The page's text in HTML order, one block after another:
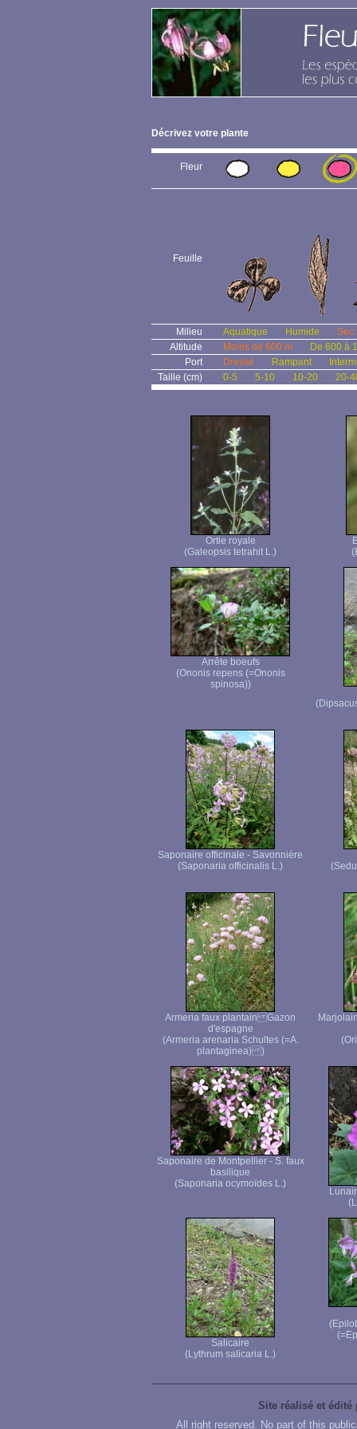
Décrivez votre plante
Fleur
Feuille
Milieu Aquatique Humide
Sec
Altitude
Moins de 600 m
De 600 à
Port
Dressé Rampant
Taille (cm)
0-5 5-10 10-20 20-
Ortie royale
(Galeopsis tetrahit L.)
Arrête boeufs
(Ononis repens (=Ononis
spinosa))
Saponaire officinale - Savonnière
(Saponaria officinalis L.)
Armeria faux plantain Gazon
d'espagne
(Armeria arenaria Schultes (=A.
plantaginea) )
Saponaire de Montpellier - S. faux
basilique
(Saponaria ocymoïdes L.)
Salicaire
(Lythrum salicaria L.)
Site réalisé et édité
All right reserved. No part of this